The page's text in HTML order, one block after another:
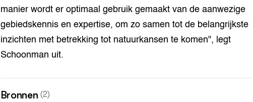
manier wordt er optimaal gebruik gemaakt van de aanwezige
gebiedskennis en expertise, om zo samen tot de belangrijkste
inzichten met betrekking tot natuurkansen te komen", legt
Schoonman uit.
Bronnen (2)